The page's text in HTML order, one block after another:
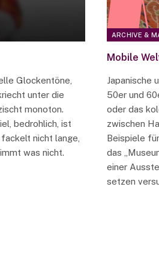
Glockentöne,
unter die
monoton.
bedrohlich, ist
nicht lange,
was nicht.
ARCHIVE &
Mobile
Japanische
50er und
oder das
zwischen
Beispiele
das
einer
setzen